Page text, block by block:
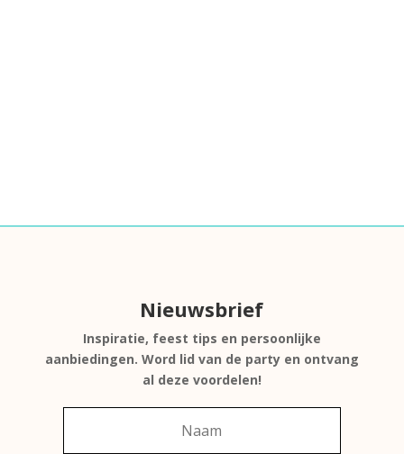
Nieuwsbrief
Inspiratie, feest tips en persoonlijke
aanbiedingen. Word lid van de party en ontvang
al deze voordelen!